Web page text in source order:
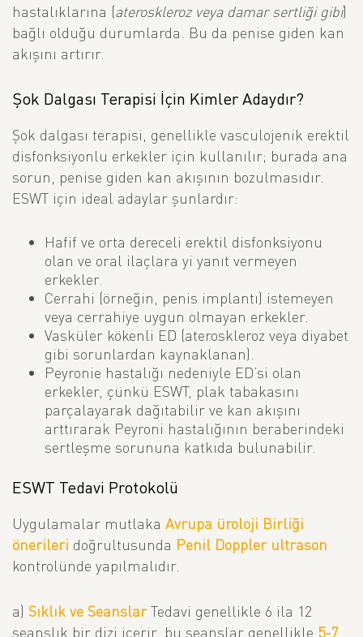
hastalıklarına (ateroskleroz veya damar sertliği gibi)
bağlı olduğu durumlarda. Bu da penise giden kan
akışını artırır.
Şok Dalgası Terapisi İçin Kimler Adaydır?
Şok dalgası terapisi, genellikle vasculojenik erektil
disfonksiyonlu erkekler için kullanılır; burada ana
sorun, penise giden kan akışının bozulmasıdır.
ESWT için ideal adaylar şunlardır:
Hafif ve orta dereceli erektil disfonksiyonu
olan ve oral ilaçlara yi yanıt vermeyen
erkekler.
Cerrahi (örneğin, penis implantı) istemeyen
veya cerrahiye uygun olmayan erkekler.
Vasküler kökenli ED (ateroskleroz veya diyabet
gibi sorunlardan kaynaklanan).
Peyronie hastalığı nedeniyle ED’si olan
erkekler, çünkü ESWT, plak tabakasını
parçalayarak dağıtabilir ve kan akışını
arttırarak Peyroni hastalığının beraberindeki
sertleşme sorununa katkıda bulunabilir.
ESWT Tedavi Protokolü
Uygulamalar mutlaka Avrupa üroloji Birliği
önerileri doğrultusunda Penil Doppler ultrason
kontrolünde yapılmalıdır.
a) Sıklık ve SeanslarTedavi genellikle 6 ila 12
seanslık bir dizi içerir, bu seanslar genellikle 5-7